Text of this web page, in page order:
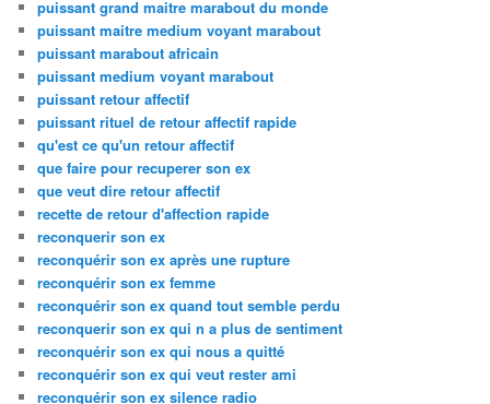
puissant grand maitre marabout du monde
puissant maitre medium voyant marabout
puissant marabout africain
puissant medium voyant marabout
puissant retour affectif
puissant rituel de retour affectif rapide
qu'est ce qu'un retour affectif
que faire pour recuperer son ex
que veut dire retour affectif
recette de retour d'affection rapide
reconquerir son ex
reconquérir son ex après une rupture
reconquérir son ex femme
reconquérir son ex quand tout semble perdu
reconquerir son ex qui n a plus de sentiment
reconquérir son ex qui nous a quitté
reconquérir son ex qui veut rester ami
reconquérir son ex silence radio